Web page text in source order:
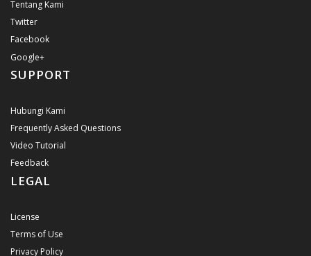
Tentang Kami
Twitter
Facebook
Google+
SUPPORT
Hubungi Kami
Frequently Asked Questions
Video Tutorial
Feedback
LEGAL
License
Terms of Use
Privacy Policy